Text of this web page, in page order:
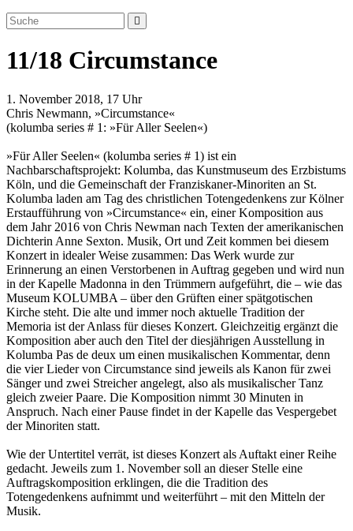
11/18 Circumstance
1. November 2018, 17 Uhr
Chris Newmann, »Circumstance«
(kolumba series # 1: »Für Aller Seelen«)
»Für Aller Seelen« (kolumba series # 1) ist ein
Nachbarschaftsprojekt: Kolumba, das Kunstmuseum des Erzbistums
Köln, und die Gemeinschaft der Franziskaner-Minoriten an St.
Kolumba laden am Tag des christlichen Totengedenkens zur Kölner
Erstaufführung von »Circumstance« ein, einer Komposition aus
dem Jahr 2016 von Chris Newman nach Texten der amerikanischen
Dichterin Anne Sexton. Musik, Ort und Zeit kommen bei diesem
Konzert in idealer Weise zusammen: Das Werk wurde zur
Erinnerung an einen Verstorbenen in Auftrag gegeben und wird nun
in der Kapelle Madonna in den Trümmern aufgeführt, die – wie das
Museum KOLUMBA – über den Grüften einer spätgotischen
Kirche steht. Die alte und immer noch aktuelle Tradition der
Memoria ist der Anlass für dieses Konzert. Gleichzeitig ergänzt die
Komposition aber auch den Titel der diesjährigen Ausstellung in
Kolumba Pas de deux um einen musikalischen Kommentar, denn
die vier Lieder von Circumstance sind jeweils als Kanon für zwei
Sänger und zwei Streicher angelegt, also als musikalischer Tanz
gleich zweier Paare. Die Komposition nimmt 30 Minuten in
Anspruch. Nach einer Pause findet in der Kapelle das Vespergebet
der Minoriten statt.
Wie der Untertitel verrät, ist dieses Konzert als Auftakt einer Reihe
gedacht. Jeweils zum 1. November soll an dieser Stelle eine
Auftragskomposition erklingen, die die Tradition des
Totengedenkens aufnimmt und weiterführt – mit den Mitteln der
Musik.